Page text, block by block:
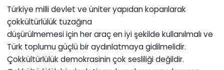
Türkiye milli devlet ve üniter yapıdan koparılarak
çokkültürlülük tuzağına
düşürülmemesi için her araç en iyi şekilde kullanılmalı ve
Türk toplumu güçlü bir aydınlatmaya gidilmelidir.
Çokkültürlülük demokrasinin çok sesliliği değildir.